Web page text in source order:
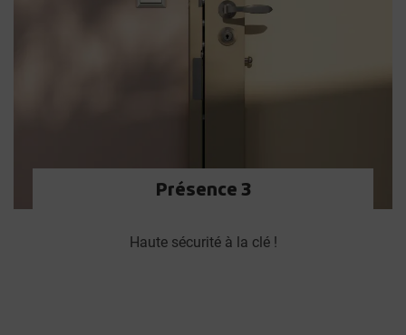
Présence 3
Haute sécurité à la clé !